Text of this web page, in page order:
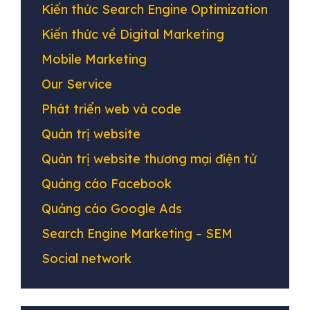
Kiến thức Search Engine Optimization
Kiến thức về Digital Marketing
Mobile Marketing
Our Service
Phát triển web và code
Quản trị website
Quản trị website thương mại điện tử
Quảng cáo Facebook
Quảng cáo Google Ads
Search Engine Marketing – SEM
Social network